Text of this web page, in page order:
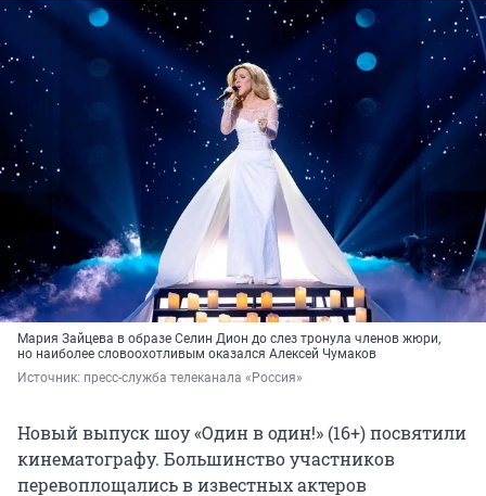
Мария Зайцева в образе Селин Дион до слез тронула членов жюри,
но наиболее словоохотливым оказался Алексей Чумаков
Источник: пресс-служба телеканала «Россия»
Новый выпуск шоу «Один в один!» (16+) посвятили
кинематографу. Большинство участников
перевоплощались в известных актеров